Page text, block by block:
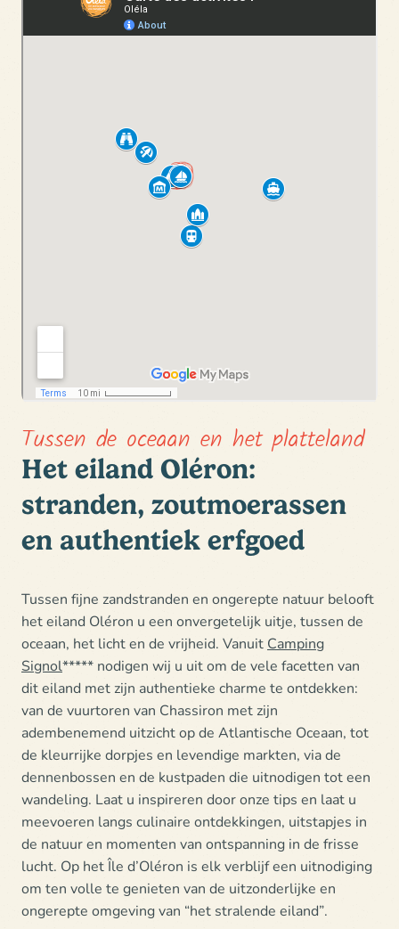
Tussen de oceaan en het platteland
Het eiland Oléron:
stranden, zoutmoerassen
en authentiek erfgoed
Tussen fijne zandstranden en ongerepte natuur belooft
het eiland Oléron u een onvergetelijk uitje, tussen de
oceaan, het licht en de vrijheid. Vanuit Camping
Signol***** nodigen wij u uit om de vele facetten van
dit eiland met zijn authentieke charme te ontdekken:
van de vuurtoren van Chassiron met zijn
adembenemend uitzicht op de Atlantische Oceaan, tot
de kleurrijke dorpjes en levendige markten, via de
dennenbossen en de kustpaden die uitnodigen tot een
wandeling. Laat u inspireren door onze tips en laat u
meevoeren langs culinaire ontdekkingen, uitstapjes in
de natuur en momenten van ontspanning in de frisse
lucht. Op het Île d’Oléron is elk verblijf een uitnodiging
om ten volle te genieten van de uitzonderlijke en
ongerepte omgeving van “het stralende eiland”.